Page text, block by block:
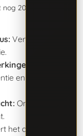
20 op maar het
Verhoogt de
en
Ondersteunt
het algemene